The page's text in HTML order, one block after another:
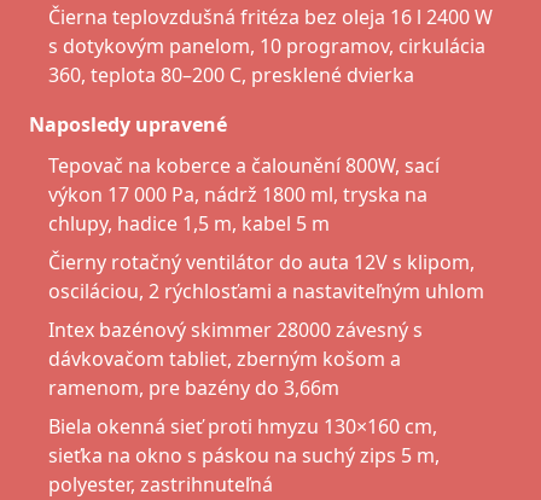
Čierna teplovzdušná fritéza bez oleja 16 l 2400 W
s dotykovým panelom, 10 programov, cirkulácia
360, teplota 80–200 C, presklené dvierka
Naposledy upravené
Tepovač na koberce a čalounění 800W, sací
výkon 17 000 Pa, nádrž 1800 ml, tryska na
chlupy, hadice 1,5 m, kabel 5 m
Čierny rotačný ventilátor do auta 12V s klipom,
osciláciou, 2 rýchlosťami a nastaviteľným uhlom
Intex bazénový skimmer 28000 závesný s
dávkovačom tabliet, zberným košom a
ramenom, pre bazény do 3,66m
Biela okenná sieť proti hmyzu 130×160 cm,
sieťka na okno s páskou na suchý zips 5 m,
polyester, zastrihnuteľná